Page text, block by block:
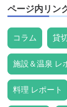
ページ内リン
コラム 貸
施設＆温泉 レ
料理 レポート